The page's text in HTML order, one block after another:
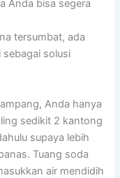
Anda bisa segera
tersumbat, ada
solusi
Anda hanya
sedikit 2 kantong
supaya lebih
Tuang soda
air mendidih